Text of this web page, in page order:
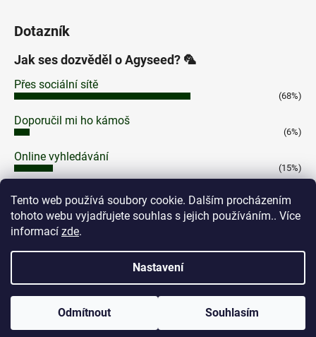
Tento web používá soubory cookie. Dalším procházením
tohoto webu vyjadřujete souhlas s jejich používáním.. Více
informací zde.
Nastavení
Odmítnout Souhlasím
Dotazník
Jak ses dozvěděl o Agyseed? 🦜
Přes sociální sítě
(68%)
Doporučil mi ho kámoš
(6%)
Online vyhledávání
(15%)
Na Cannafestu
(7%)
Jinak
Vytvořil Shoptet
Copyright 2026Agyseed. Všechna práva vyhrazena.